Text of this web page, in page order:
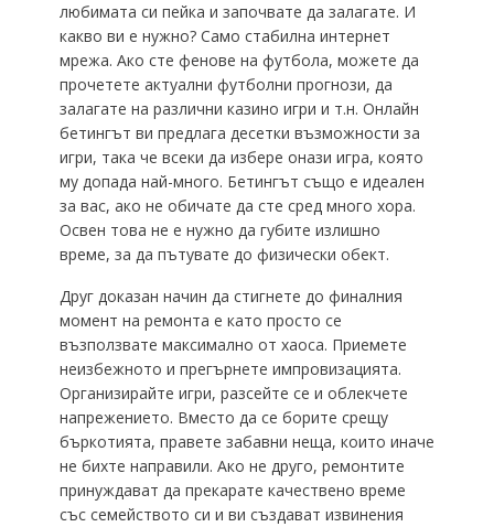
любимата си пейка и започвате да залагате. И
какво ви е нужно? Само стабилна интернет
мрежа. Ако сте фенове на футбола, можете да
прочетете актуални футболни прогнози, да
залагате на различни казино игри и т.н. Онлайн
бетингът ви предлага десетки възможности за
игри, така че всеки да избере онази игра, която
му допада най-много. Бетингът също е идеален
за вас, ако не обичате да сте сред много хора.
Освен това не е нужно да губите излишно
време, за да пътувате до физически обект.
Друг доказан начин да стигнете до финалния
момент на ремонта е като просто се
възползвате максимално от хаоса. Приемете
неизбежното и прегърнете импровизацията.
Организирайте игри, разсейте се и облекчете
напрежението. Вместо да се борите срещу
бъркотията, правете забавни неща, които иначе
не бихте направили. Ако не друго, ремонтите
принуждават да прекарате качествено време
със семейството си и ви създават извинения